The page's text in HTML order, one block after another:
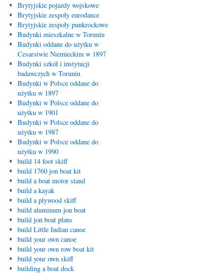
Brytyjskie pojazdy wojskowe
Brytyjskie zespoły eurodance
Brytyjskie zespoły punkrockowe
Budynki mieszkalne w Toruniu
Budynki oddane do użytku w
Cesarstwie Niemieckim w 1897
Budynki szkół i instytucji
badawczych w Toruniu
Budynki w Polsce oddane do
użytku w 1897
Budynki w Polsce oddane do
użytku w 1901
Budynki w Polsce oddane do
użytku w 1987
Budynki w Polsce oddane do
użytku w 1990
build 14 foot skiff
build 1760 jon boat kit
build a boat motor stand
build a kayak
build a plywood skiff
build aluminum jon boat
build jon boat plans
build Little Indian canoe
build your own canoe
build your own row boat kit
build your own skiff
building a boat dock